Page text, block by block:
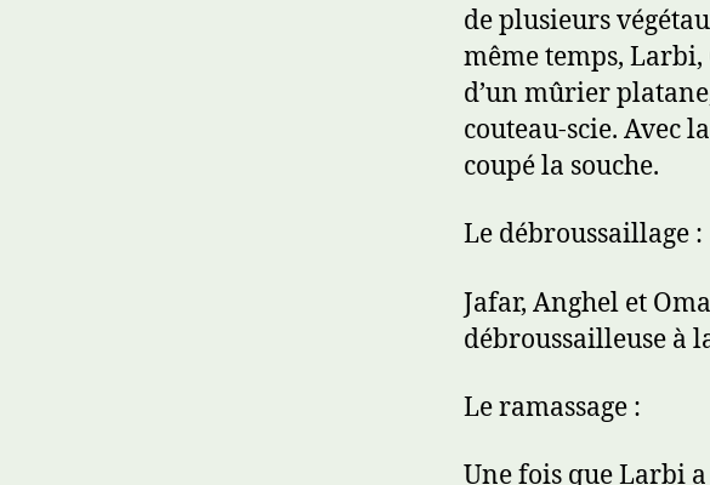
de plusieurs
même temps,
d’un mûrier
couteau-scie. Avec
coupé la souche.
Le débroussaillage :
Jafar, Anghel et
débroussailleuse à
Le ramassage :
Une fois que Larbi